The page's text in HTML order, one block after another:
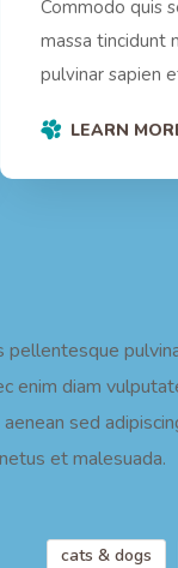
Commodo quis
massa tincidunt
pulvinar sapien
LEARN
pellentesque
enim diam
sed
et malesuada.
cats & dogs